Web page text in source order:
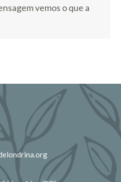
vemos o que a